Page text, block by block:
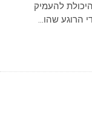
להעמיק
הרוגע שהו...